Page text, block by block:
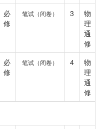
必
修
笔试（闭卷） 3
物
理
通
修
必
修
笔试（闭卷） 4
物
理
通
修